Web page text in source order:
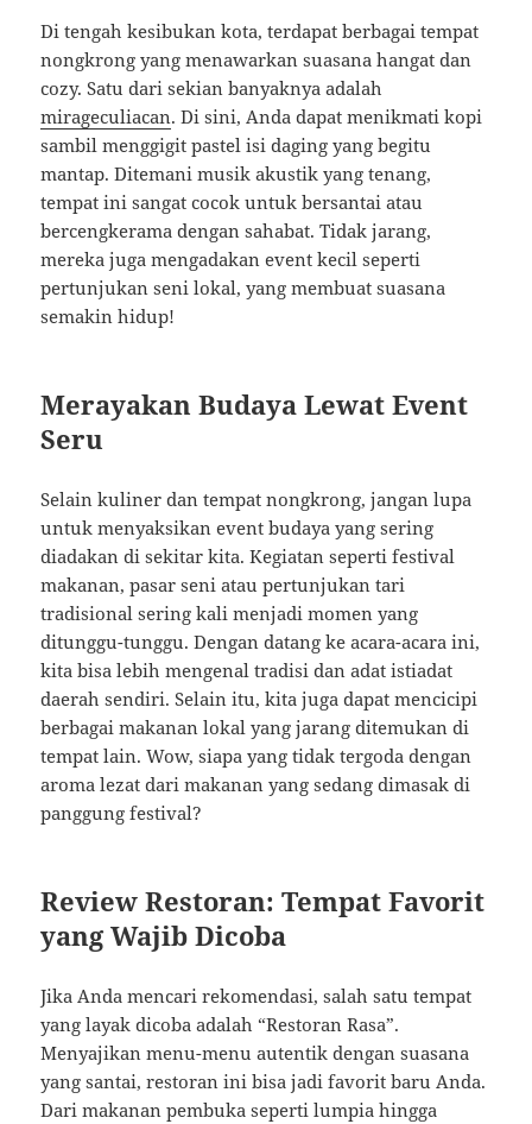
Di tengah kesibukan kota, terdapat berbagai tempat
nongkrong yang menawarkan suasana hangat dan
cozy. Satu dari sekian banyaknya adalah
mirageculiacan. Di sini, Anda dapat menikmati kopi
sambil menggigit pastel isi daging yang begitu
mantap. Ditemani musik akustik yang tenang,
tempat ini sangat cocok untuk bersantai atau
bercengkerama dengan sahabat. Tidak jarang,
mereka juga mengadakan event kecil seperti
pertunjukan seni lokal, yang membuat suasana
semakin hidup!
Merayakan Budaya Lewat Event
Seru
Selain kuliner dan tempat nongkrong, jangan lupa
untuk menyaksikan event budaya yang sering
diadakan di sekitar kita. Kegiatan seperti festival
makanan, pasar seni atau pertunjukan tari
tradisional sering kali menjadi momen yang
ditunggu-tunggu. Dengan datang ke acara-acara ini,
kita bisa lebih mengenal tradisi dan adat istiadat
daerah sendiri. Selain itu, kita juga dapat mencicipi
berbagai makanan lokal yang jarang ditemukan di
tempat lain. Wow, siapa yang tidak tergoda dengan
aroma lezat dari makanan yang sedang dimasak di
panggung festival?
Review Restoran: Tempat Favorit
yang Wajib Dicoba
Jika Anda mencari rekomendasi, salah satu tempat
yang layak dicoba adalah “Restoran Rasa”.
Menyajikan menu-menu autentik dengan suasana
yang santai, restoran ini bisa jadi favorit baru Anda.
Dari makanan pembuka seperti lumpia hingga